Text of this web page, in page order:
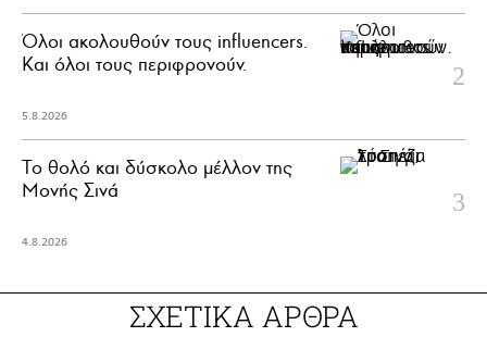
Όλοι ακολουθούν τους influencers.
Και όλοι τους περιφρονούν.
5.8.2026
Το θολό και δύσκολο μέλλον της
Μονής Σινά
4.8.2026
ΣΧΕΤΙΚΑ ΑΡΘΡΑ